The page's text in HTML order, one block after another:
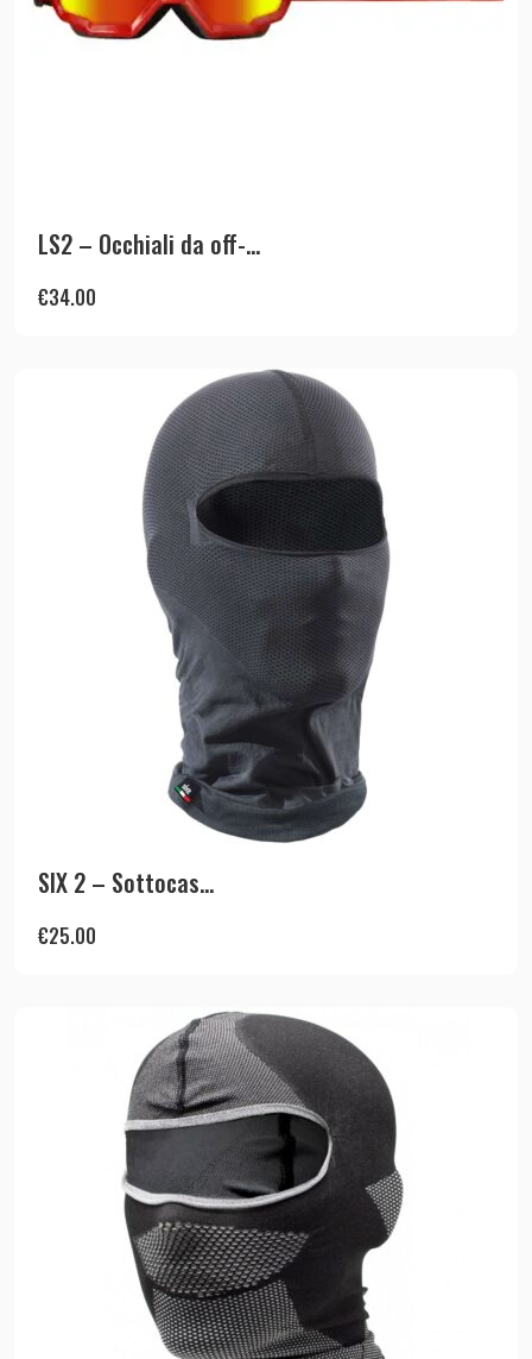
LS2 – Occhiali da off-...
€34.00
SIX 2 – Sottocas...
€25.00